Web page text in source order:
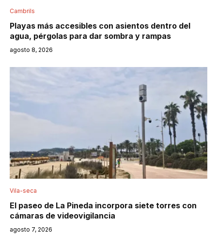
Cambrils
Playas más accesibles con asientos dentro del
agua, pérgolas para dar sombra y rampas
agosto 8, 2026
Vila-seca
El paseo de La Pineda incorpora siete torres con
cámaras de videovigilancia
agosto 7, 2026